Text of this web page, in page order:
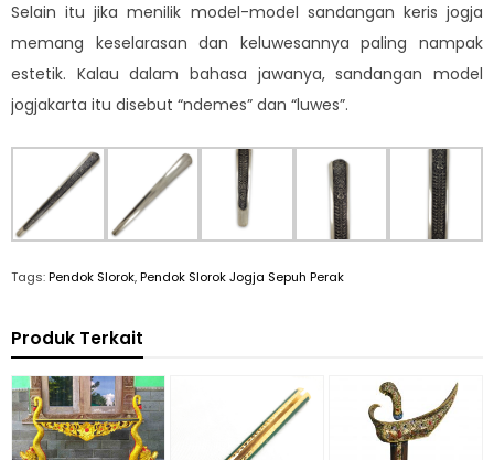
Selain itu jika menilik model-model sandangan keris jogja
memang keselarasan dan keluwesannya paling nampak
estetik. Kalau dalam bahasa jawanya, sandangan model
jogjakarta itu disebut “ndemes” dan “luwes”.
Tags:Pendok Slorok,Pendok Slorok Jogja Sepuh Perak
Produk Terkait